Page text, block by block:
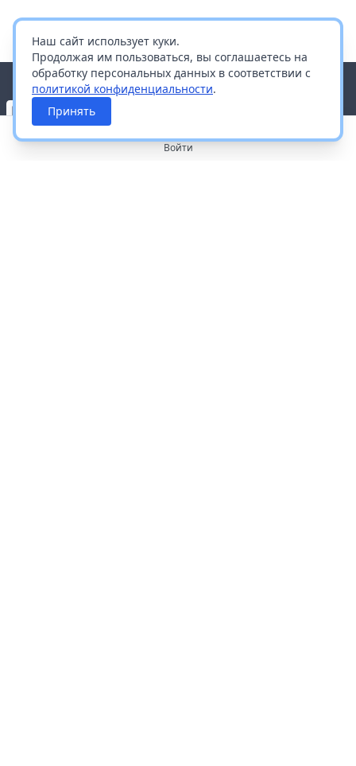
Наш сайт использует куки.
Продолжая им пользоваться, вы соглашаетесь на
обработку персональных данных в соответствии с
политикой конфиденциальности.
Принять
Войти